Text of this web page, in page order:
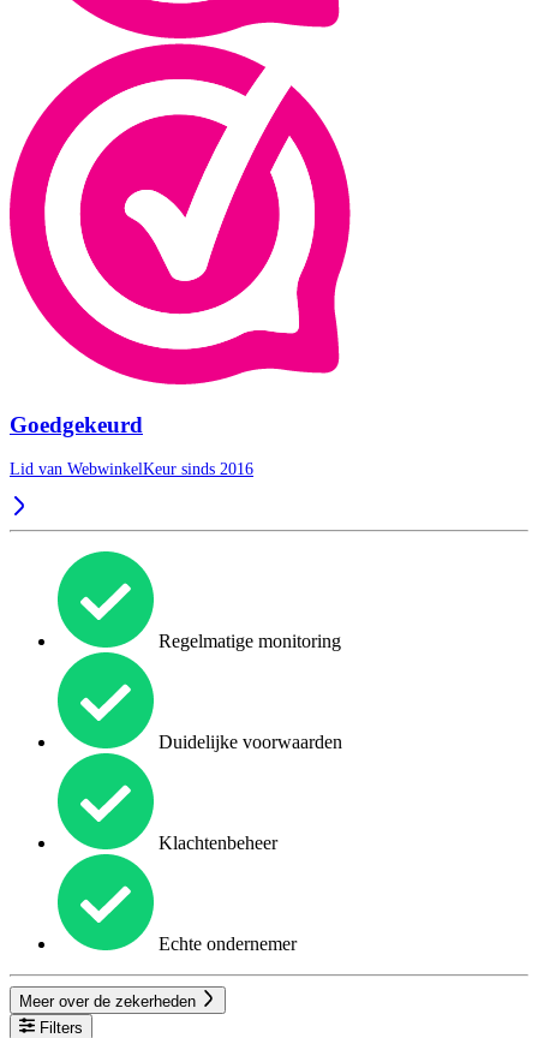
Goedgekeurd
Lid van WebwinkelKeur sinds 2016
Regelmatige monitoring
Duidelijke voorwaarden
Klachtenbeheer
Echte ondernemer
Meer over de zekerheden
Filters